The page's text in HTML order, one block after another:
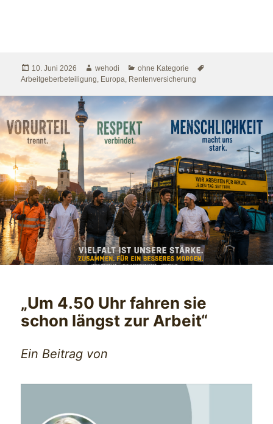
Veröffentlicht
am
10. Juni 2026 Autor
wehodi Kategorien
ohne Kategorie
Arbeitgeberbeteiligung, Europa, Rentenversicherung
„Um 4.50 Uhr fahren sie
schon längst zur Arbeit“
Ein Beitrag von